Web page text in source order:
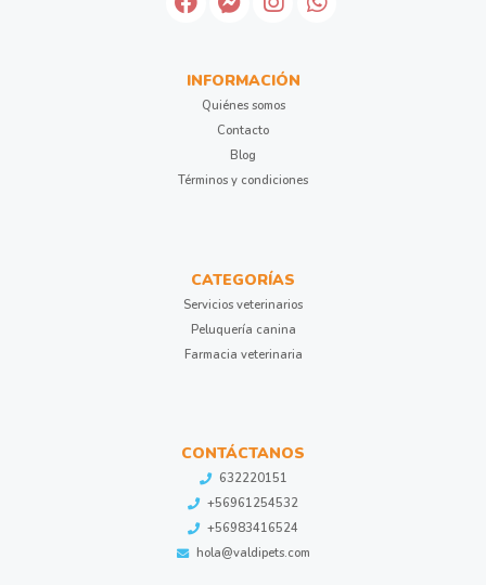
INFORMACIÓN
Quiénes somos
Contacto
Blog
Términos y condiciones
CATEGORÍAS
Servicios veterinarios
Peluquería canina
Farmacia veterinaria
CONTÁCTANOS
632220151
+56961254532
+56983416524
hola@valdipets.com